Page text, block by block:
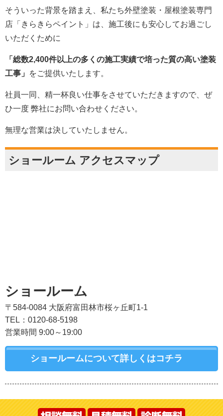
そういった背景を踏まえ、私たち外壁塗装・屋根塗装専門
店「きらきらペイント」は、施工後にも安心してお過ごし
いただくために
「総数2,400件以上の多くの施工実績で培った質の高い塗装
工事」
をご提供いたします。
社員一同、精一杯良い仕事をさせていただきますので、ぜ
ひ一度 弊社にお問い合わせください。
無理な営業は決していたしません。
ショールーム アクセスマップ
ショールーム
〒584-0084 大阪府富田林市桜ヶ丘町1-1
TEL：0120-68-5198
営業時間 9:00～19:00
ショールームについて詳しくはコチラ